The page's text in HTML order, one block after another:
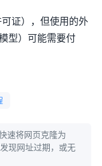
证），但使用的外
型）可能需要付
速将网页克隆为
现网址过期，或无